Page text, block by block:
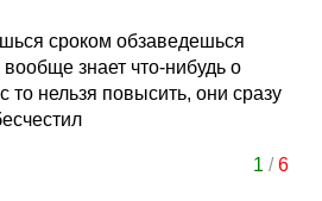
сроком обзаведешься
знает что-нибудь о
то нельзя повысить, они сразу
1 /6